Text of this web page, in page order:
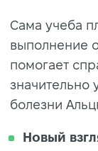
Сама учеба
выполнение
помогает
значительно
болезни
Новый